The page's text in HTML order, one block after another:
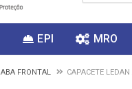
EPI MRO
ABA FRONTAL CAPACETE